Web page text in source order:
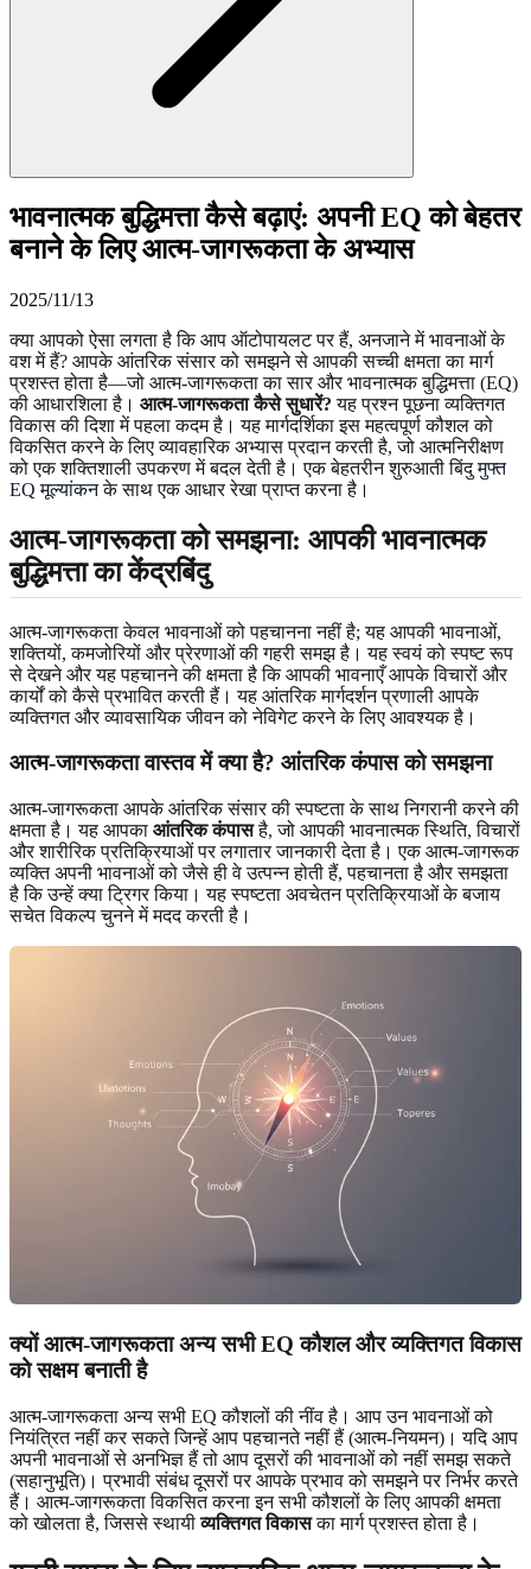
भावनात्मक बुद्धिमत्ता कैसे बढ़ाएं: अपनी EQ को बेहतर
बनाने के लिए आत्म-जागरूकता के अभ्यास
2025/11/13
क्या आपको ऐसा लगता है कि आप ऑटोपायलट पर हैं, अनजाने में भावनाओं के
वश में हैं? आपके आंतरिक संसार को समझने से आपकी सच्ची क्षमता का मार्ग
प्रशस्त होता है—जो आत्म-जागरूकता का सार और भावनात्मक बुद्धिमत्ता (EQ)
की आधारशिला है। आत्म-जागरूकता कैसे सुधारें? यह प्रश्न पूछना व्यक्तिगत
विकास की दिशा में पहला कदम है। यह मार्गदर्शिका इस महत्वपूर्ण कौशल को
विकसित करने के लिए व्यावहारिक अभ्यास प्रदान करती है, जो आत्मनिरीक्षण
को एक शक्तिशाली उपकरण में बदल देती है। एक बेहतरीन शुरुआती बिंदुमुफ्त
EQ मूल्यांकनके साथ एक आधार रेखा प्राप्त करना है।
आत्म-जागरूकता को समझना: आपकी भावनात्मक
बुद्धिमत्ता का केंद्रबिंदु
आत्म-जागरूकता केवल भावनाओं को पहचानना नहीं है; यह आपकी भावनाओं,
शक्तियों, कमजोरियों और प्रेरणाओं की गहरी समझ है। यह स्वयं को स्पष्ट रूप
से देखने और यह पहचानने की क्षमता है कि आपकी भावनाएँ आपके विचारों और
कार्यों को कैसे प्रभावित करती हैं। यह आंतरिक मार्गदर्शन प्रणाली आपके
व्यक्तिगत और व्यावसायिक जीवन को नेविगेट करने के लिए आवश्यक है।
आत्म-जागरूकता वास्तव में क्या है? आंतरिक कंपास को समझना
आत्म-जागरूकता आपके आंतरिक संसार की स्पष्टता के साथ निगरानी करने की
क्षमता है। यह आपका आंतरिक कंपासहै, जो आपकी भावनात्मक स्थिति, विचारों
और शारीरिक प्रतिक्रियाओं पर लगातार जानकारी देता है। एक आत्म-जागरूक
व्यक्ति अपनी भावनाओं को जैसे ही वे उत्पन्न होती हैं, पहचानता है और समझता
है कि उन्हें क्या ट्रिगर किया। यह स्पष्टता अवचेतन प्रतिक्रियाओं के बजाय
सचेत विकल्प चुनने में मदद करती है।
क्यों आत्म-जागरूकता अन्य सभी EQ कौशल और व्यक्तिगत विकास
को सक्षम बनाती है
आत्म-जागरूकता अन्य सभी EQ कौशलों की नींव है। आप उन भावनाओं को
नियंत्रित नहीं कर सकते जिन्हें आप पहचानते नहीं हैं (आत्म-नियमन)। यदि आप
अपनी भावनाओं से अनभिज्ञ हैं तो आप दूसरों की भावनाओं को नहीं समझ सकते
(सहानुभूति)। प्रभावी संबंध दूसरों पर आपके प्रभाव को समझने पर निर्भर करते
हैं। आत्म-जागरूकता विकसित करना इन सभी कौशलों के लिए आपकी क्षमता
को खोलता है, जिससे स्थायीव्यक्तिगत विकासका मार्ग प्रशस्त होता है।